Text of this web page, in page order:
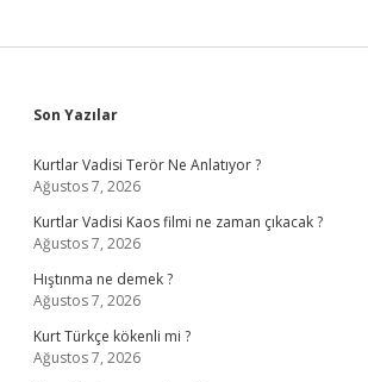
Sidebar
Son Yazılar
Kurtlar Vadisi Terör Ne Anlatıyor ?
Ağustos 7, 2026
Kurtlar Vadisi Kaos filmi ne zaman çıkacak ?
Ağustos 7, 2026
Hıştınma ne demek ?
Ağustos 7, 2026
Kurt Türkçe kökenli mi ?
Ağustos 7, 2026